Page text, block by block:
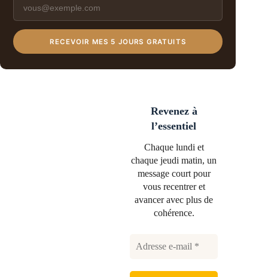
RECEVOIR MES 5 JOURS GRATUITS
Revenez à
l’essentiel
Chaque lundi et
chaque jeudi matin, un
message court pour
vous recentrer et
avancer avec plus de
cohérence.